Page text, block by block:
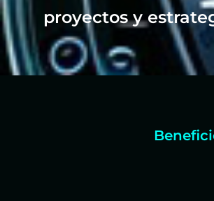
proyectos y